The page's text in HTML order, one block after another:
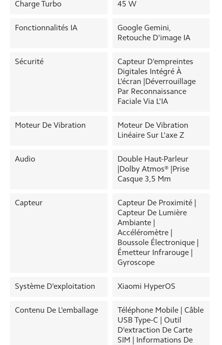
Charge Turbo 45 W
Fonctionnalités IA
Google Gemini,
Retouche D'image IA
Sécurité
Capteur D'empreintes
Digitales Intégré À
L'écran |Déverrouillage
Par Reconnaissance
Faciale Via L'IA
Moteur De Vibration
Moteur De Vibration
Linéaire Sur L'axe Z
Audio
Double Haut-Parleur
|Dolby Atmos® |Prise
Casque 3,5 Mm
Capteur
Capteur De Proximité |
Capteur De Lumière
Ambiante |
Accéléromètre |
Boussole Électronique |
Émetteur Infrarouge |
Gyroscope
Système D'exploitation Xiaomi HyperOS
Contenu De L'emballage
Téléphone Mobile | Câble
USB Type-C | Outil
D'extraction De Carte
SIM | Informations De